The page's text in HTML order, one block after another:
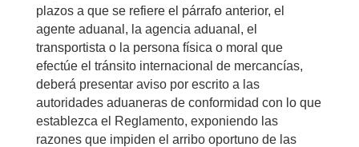
plazos a que se refiere el párrafo anterior, el
agente aduanal, la agencia aduanal, el
transportista o la persona física o moral que
efectúe el tránsito internacional de mercancías,
deberá presentar aviso por escrito a las
autoridades aduaneras de conformidad con lo que
establezca el Reglamento, exponiendo las
razones que impiden el arribo oportuno de las